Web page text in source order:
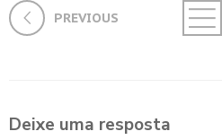
PREVIOUS
Deixe uma resposta